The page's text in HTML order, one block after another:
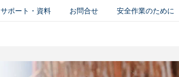
サポート・資料 お問合せ 安全作業のために